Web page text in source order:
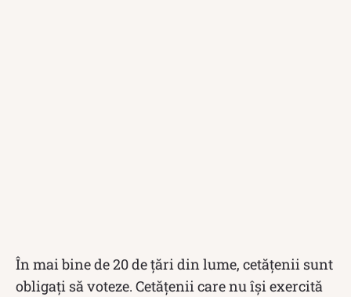
În mai bine de 20 de ţări din lume, cetățenii sunt
obligați să voteze. Cetăţenii care nu își exercită